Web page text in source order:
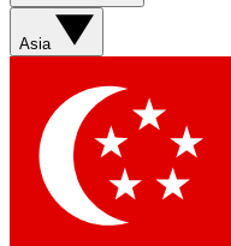
Asia